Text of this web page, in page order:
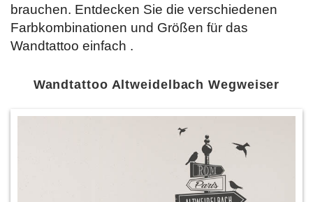
brauchen. Entdecken Sie die verschiedenen
Farbkombinationen und Größen für das
Wandtattoo einfach .
Wandtattoo Altweidelbach Wegweiser